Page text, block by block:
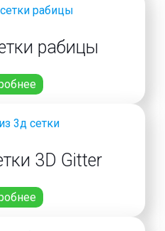
рабицы
3D Gitter